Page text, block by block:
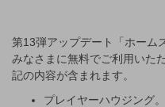
第13弾アップデート「ホーム
みなさまに無料でご利用いた
記の内容が含まれます。
プレイヤーハウジング